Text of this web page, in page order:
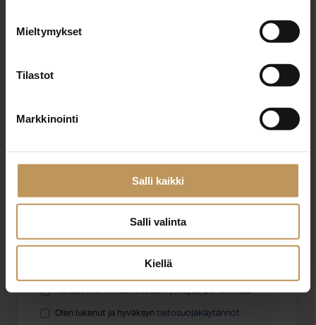
Mieltymykset
Tilastot
Markkinointi
Salli kaikki
Salli valinta
Kiellä
*
Haluan että minuun otetaan yhteyttä puhelimitse
Olen lukenut ja hyväksyn tietosuojakäytännöt